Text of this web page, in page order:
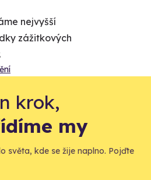
nejvyšší
zážitkových
krok,
my
světa, kde se žije naplno. Pojďte